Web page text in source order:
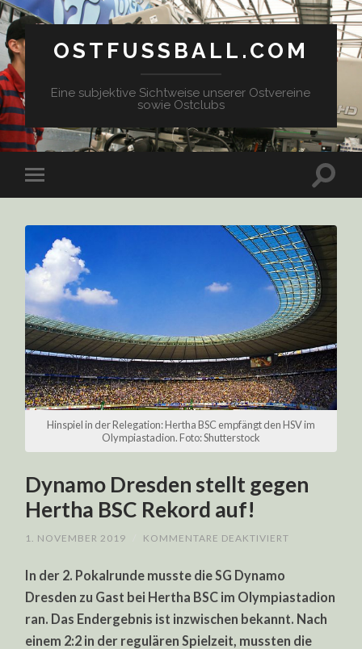
OSTFUSSBALL.COM
Eine subjektive Sichtweise unserer Ostvereine
sowie Ostclubs
Hinspiel in der Relegation: Hertha BSC empfängt den HSV im
Olympiastadion. Foto: Shutterstock
Dynamo Dresden stellt gegen
Hertha BSC Rekord auf!
1. NOVEMBER 2019 KOMMENTARE DEAKTIVIERT
HERTHA
REKORD
AUF!
In der 2. Pokalrunde musste die SG Dynamo
Dresden zu Gast bei Hertha BSC im Olympiastadion
ran. Das Endergebnis ist inzwischen bekannt. Nach
einem 2:2 in der regulären Spielzeit, mussten die